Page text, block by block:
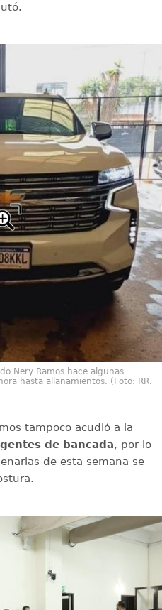
Nery Ramos hace algunas
hasta allanamientos. (Foto: RR.
tampoco acudió a la
de bancada, por lo
de esta semana se